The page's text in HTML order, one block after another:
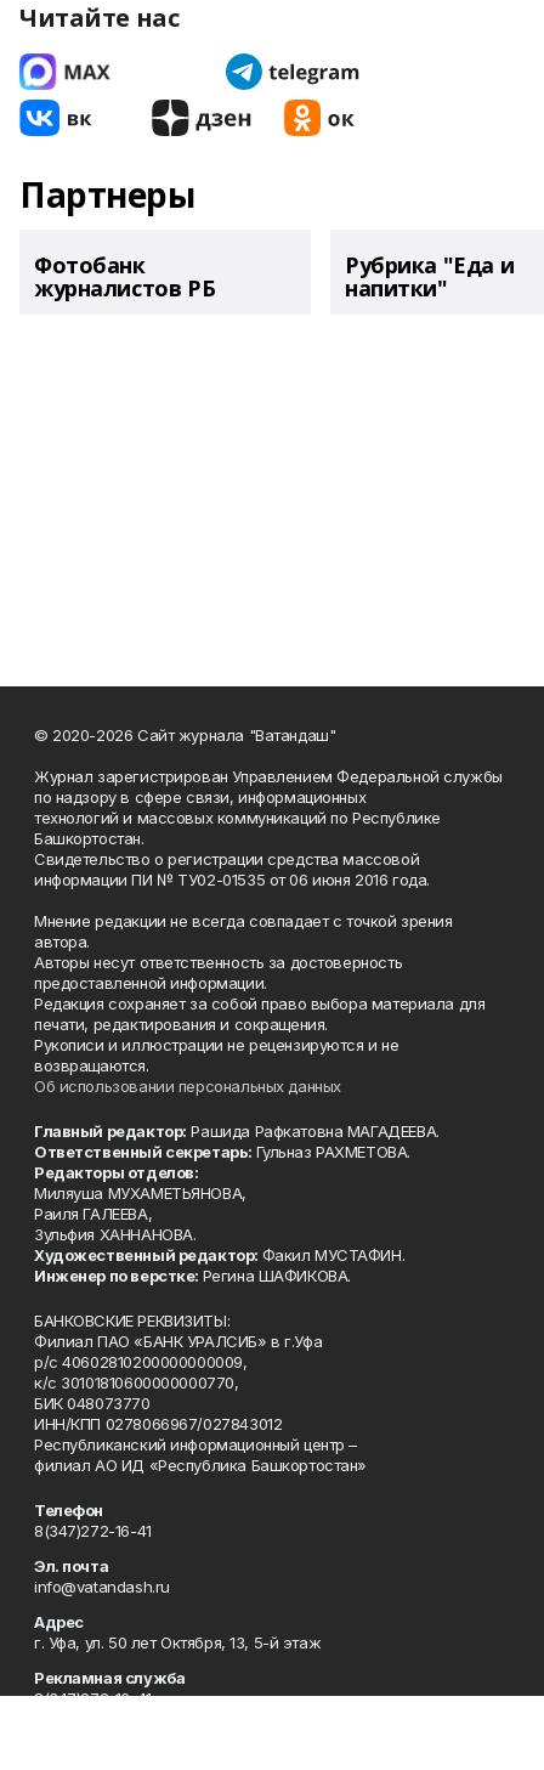
Читайте нас
Партнеры
Фотобанк
журналистов РБ
Рубрика "Еда и
напитки"
© 2020-2026 Сайт журнала "Ватандаш"
Журнал зарегистрирован Управлением Федеральной службы
по надзору в сфере связи, информационных
технологий и массовых коммуникаций по Республике
Башкортостан.
Свидетельство о регистрации средства массовой
информации ПИ № ТУ02-01535 от 06 июня 2016 года.
Мнение редакции не всегда совпадает с точкой зрения
автора.
Авторы несут ответственность за достоверность
предоставленной информации.
Редакция сохраняет за собой право выбора материала для
печати, редактирования и сокращения.
Рукописи и иллюстрации не рецензируются и не
возвращаются.
Об использовании персональных данных
Главный редактор: Рашида Рафкатовна МАГАДЕЕВА.
Ответственный секретарь: Гульназ РАХМЕТОВА.
Редакторы отделов:
Миляуша МУХАМЕТЬЯНОВА,
Раиля ГАЛЕЕВА,
Зульфия ХАННАНОВА.
Художественный редактор: Факил МУСТАФИН.
Инженер по верстке: Регина ШАФИКОВА.
БАНКОВСКИЕ РЕКВИЗИТЫ:
Филиал ПАО «БАНК УРАЛСИБ» в г.Уфа
р/с 40602810200000000009,
к/с 30101810600000000770,
БИК 048073770
ИНН/КПП 0278066967/027843012
Республиканский информационный центр –
филиал АО ИД «Республика Башкортостан»
Телефон
8(347)272-16-41
Эл. почта
info@vatandash.ru
Адрес
г. Уфа, ул. 50 лет Октября, 13, 5-й этаж
Рекламная служба
8(347)272-16-41